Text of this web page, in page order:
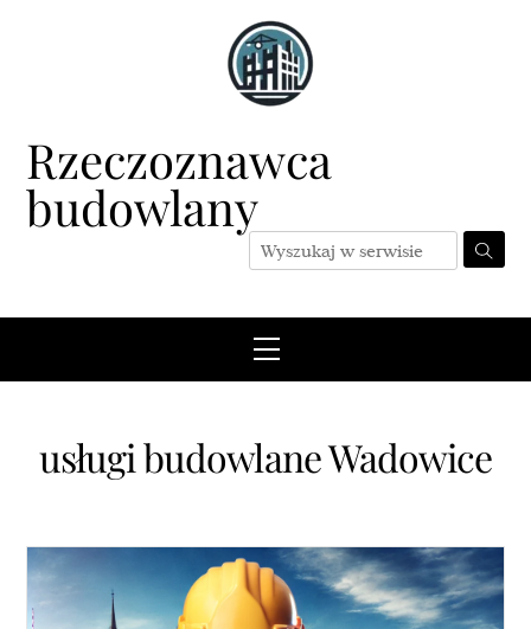
Rzeczoznawca
budowlany
Menu
usługi budowlane Wadowice